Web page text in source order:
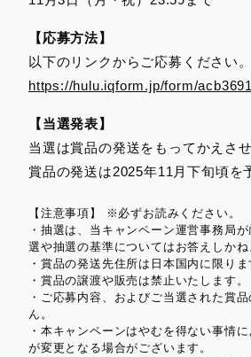
【応募方法】
以下のリンクからご応募ください。
https://hulu.iqform.jp/form/
【当選発表】
当選は賞品の発送をもってかえさ
賞品の発送は2025年11月下旬頃を
【注意事項】 ※必ずお読みください。
・抽選は、当キャンペーン運営事務局
選や抽選の基準についてはお答えしかね
・賞品の発送先住所は日本国内に限りま
・賞品の譲渡や販売は禁止いたします。
・ご応募内容、およびご当選された賞
ん。
・本キャンペーンはやむを得ない事情
が変更となる場合がございます。